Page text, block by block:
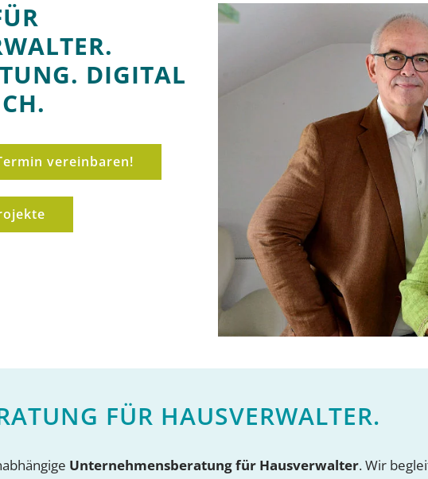
DIGITAL
vereinbaren!
FÜR HAUSVERWALTER.
Unternehmensberatung für Hausverwalter. Wir